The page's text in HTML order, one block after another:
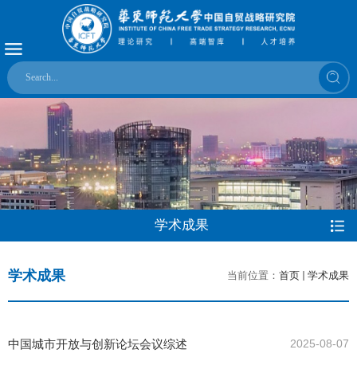
学术成果
当前位置： 首页 学术成果
学术成果
中国城市开放与创新论坛会议综述 2025-08-07